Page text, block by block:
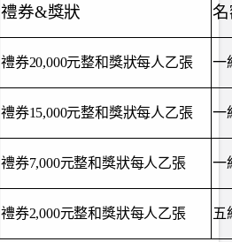
禮券&獎狀
禮券20,000元整和獎狀每人乙張 一
禮券15,000元整和獎狀每人乙張 一
禮券7,000元整和獎狀每人乙張 一
禮券2,000元整和獎狀每人乙張 五